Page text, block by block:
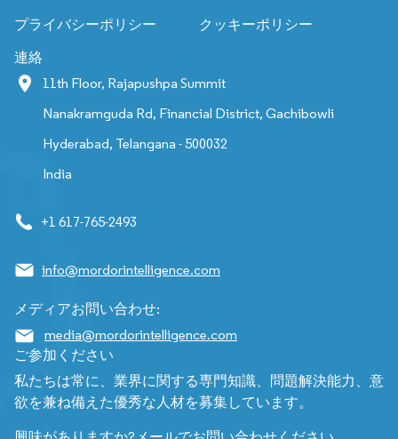
プライバシーポリシー クッキーポリシー
連絡
11th Floor, Rajapushpa Summit
Nanakramguda Rd, Financial District, Gachibowli
Hyderabad, Telangana - 500032
India
+1 617-765-2493
info@mordorintelligence.com
メディアお問い合わせ:
media@mordorintelligence.com
ご参加ください
私たちは常に、業界に関する専門知識、問題解決能力、意
欲を兼ね備えた優秀な人材を募集しています。